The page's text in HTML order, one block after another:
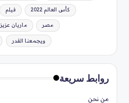
فيلم كأس العالم 2022
ماريان عزيز مصر
ويجمعنا القدر
روابط سريعة
من نحن